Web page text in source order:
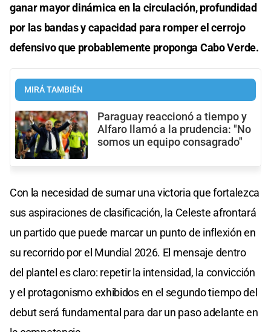
ganar mayor dinámica en la circulación, profundidad
por las bandas y capacidad para romper el cerrojo
defensivo que probablemente proponga Cabo Verde.
MIRÁ TAMBIÉN
Paraguay reaccionó a tiempo y
Alfaro llamó a la prudencia: "No
somos un equipo consagrado"
Con la necesidad de sumar una victoria que fortalezca
sus aspiraciones de clasificación, la Celeste afrontará
un partido que puede marcar un punto de inflexión en
su recorrido por el Mundial 2026. El mensaje dentro
del plantel es claro: repetir la intensidad, la convicción
y el protagonismo exhibidos en el segundo tiempo del
debut será fundamental para dar un paso adelante en